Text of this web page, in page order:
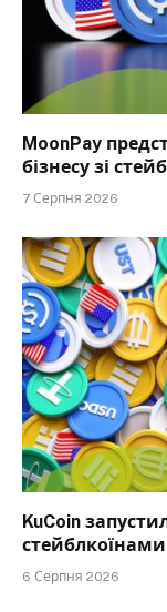
MoonPay
бізнесу зі
7 Серпня 2026
KuCoin
стейблкоїнами
6 Серпня 2026